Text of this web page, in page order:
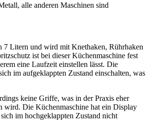
alle anderen Maschinen sind
7 Litern und wird mit Knethaken, Rührhaken
ist bei dieser Küchenmaschine fest
eine Laufzeit einstellen lässt. Die
im aufgeklappten Zustand einschalten, was
keine Griffe, was in der Praxis eher
wird. Die Küchenmaschine hat ein Display
im hochgeklappten Zustand nicht